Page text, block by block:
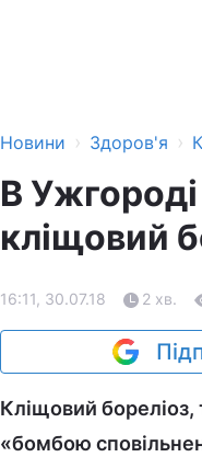
Новини › Здоров'я ›
В
кліщовий
16:11, 30.07.18 2 хв.
Кліщовий
«бомбою